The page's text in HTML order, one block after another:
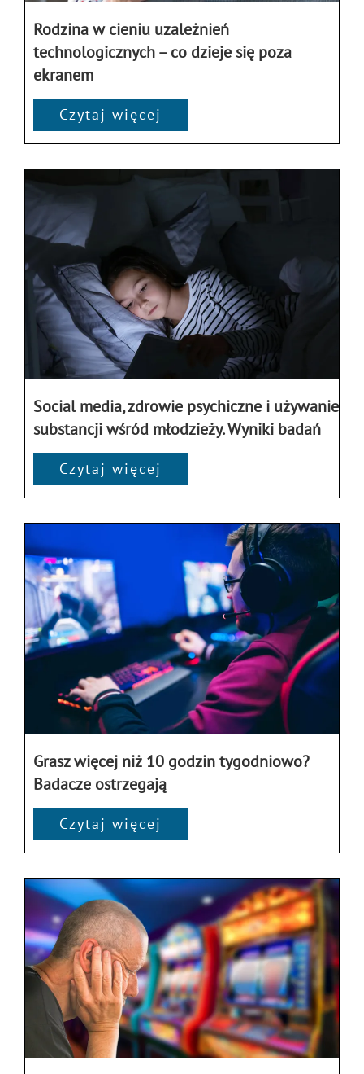
Rodzina w cieniu uzależnień
technologicznych – co dzieje się poza
ekranem
Czytaj więcej
Social media, zdrowie psychiczne i używanie
substancji wśród młodzieży. Wyniki badań
Czytaj więcej
Grasz więcej niż 10 godzin tygodniowo?
Badacze ostrzegają
Czytaj więcej